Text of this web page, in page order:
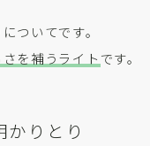
ついてです。
を補うライト です。
かりとり